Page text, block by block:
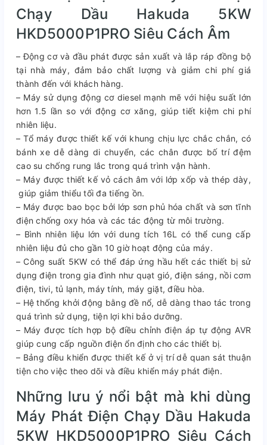
Chạy Dầu Hakuda 5KW
HKD5000P1PRO Siêu Cách Âm
– Động cơ và đầu phát được sản xuất và lắp ráp đồng bộ
tại nhà máy, đảm bảo chất lượng và giảm chi phí giá
thành đến với khách hàng.
– Máy sử dụng động cơ diesel mạnh mẽ với hiệu suất lớn
hơn 1.5 lần so với động cơ xăng, giúp tiết kiệm chi phí
nhiên liệu.
– Tổ máy được thiết kế với khung chịu lực chắc chắn, có
bánh xe dễ dàng di chuyển, các chân được bố trí đệm
cao su chống rung lắc trong quá trình vận hành.
– Máy được thiết kế vỏ cách âm với lớp xốp và thép dày,
giúp giảm thiểu tối đa tiếng ồn.
– Máy được bao bọc bởi lớp sơn phủ hóa chất và sơn tĩnh
điện chống oxy hóa và các tác động từ môi trường.
– Bình nhiên liệu lớn với dung tích 16L có thể cung cấp
nhiên liệu đủ cho gần 10 giờ hoạt động của máy.
– Công suất 5KW có thể đáp ứng hầu hết các thiết bị sử
dụng điện trong gia đình như quạt gió, điện sáng, nồi cơm
điện, tivi, tủ lạnh, máy tính, máy giặt, điều hòa.
– Hệ thống khởi động bằng đề nổ, dễ dàng thao tác trong
quá trình sử dụng, tiện lợi khi bảo dưỡng.
– Máy được tích hợp bộ điều chỉnh điện áp tự động AVR
giúp cung cấp nguồn điện ổn định cho các thiết bị.
– Bảng điều khiển được thiết kế ở vị trí dễ quan sát thuận
tiện cho việc theo dõi và điều khiển máy phát điện.
Những lưu ý nổi bật mà khi dùng
Máy Phát Điện Chạy Dầu Hakuda
5KW HKD5000P1PRO Siêu Cách